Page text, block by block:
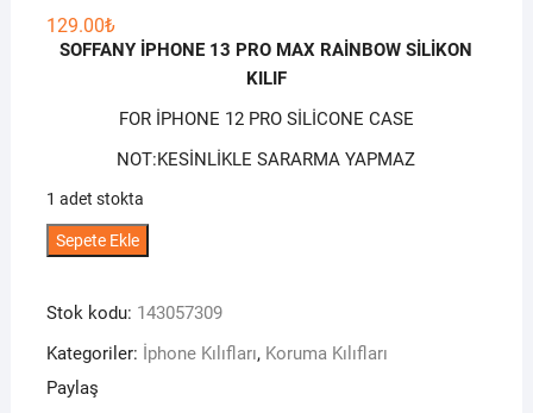
129.00₺
SOFFANY İPHONE 13 PRO MAX RAİNBOW SİLİKON
KILIF
FOR İPHONE 12 PRO SİLİCONE CASE
NOT:KESİNLİKLE SARARMA YAPMAZ
1 adet stokta
SOFFANY
PRO
MAX
RAİNBOW
Sepete Ekle
Stok kodu: 143057309
Kategoriler: İphone Kılıfları, Koruma Kılıfları
Paylaş